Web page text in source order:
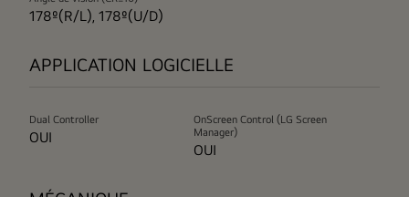
178º(R/L), 178º(U/D)
APPLICATION LOGICIELLE
Dual Controller
OUI
OnScreen Control (LG Screen
Manager)
OUI